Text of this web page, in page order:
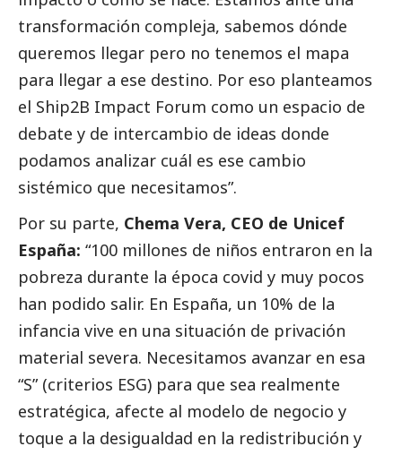
transformación compleja, sabemos dónde
queremos llegar pero no tenemos el mapa
para llegar a ese destino. Por eso planteamos
el Ship2B Impact Forum como un espacio de
debate y de intercambio de ideas donde
podamos analizar cuál es ese cambio
sistémico que necesitamos”.
Por su parte, Chema Vera, CEO de Unicef
España: “100 millones de niños entraron en la
pobreza durante la época covid y muy pocos
han podido salir. En España, un 10% de la
infancia vive en una situación de privación
material severa. Necesitamos avanzar en esa
“S” (criterios ESG) para que sea realmente
estratégica, afecte al modelo de negocio y
toque a la desigualdad en la redistribución y